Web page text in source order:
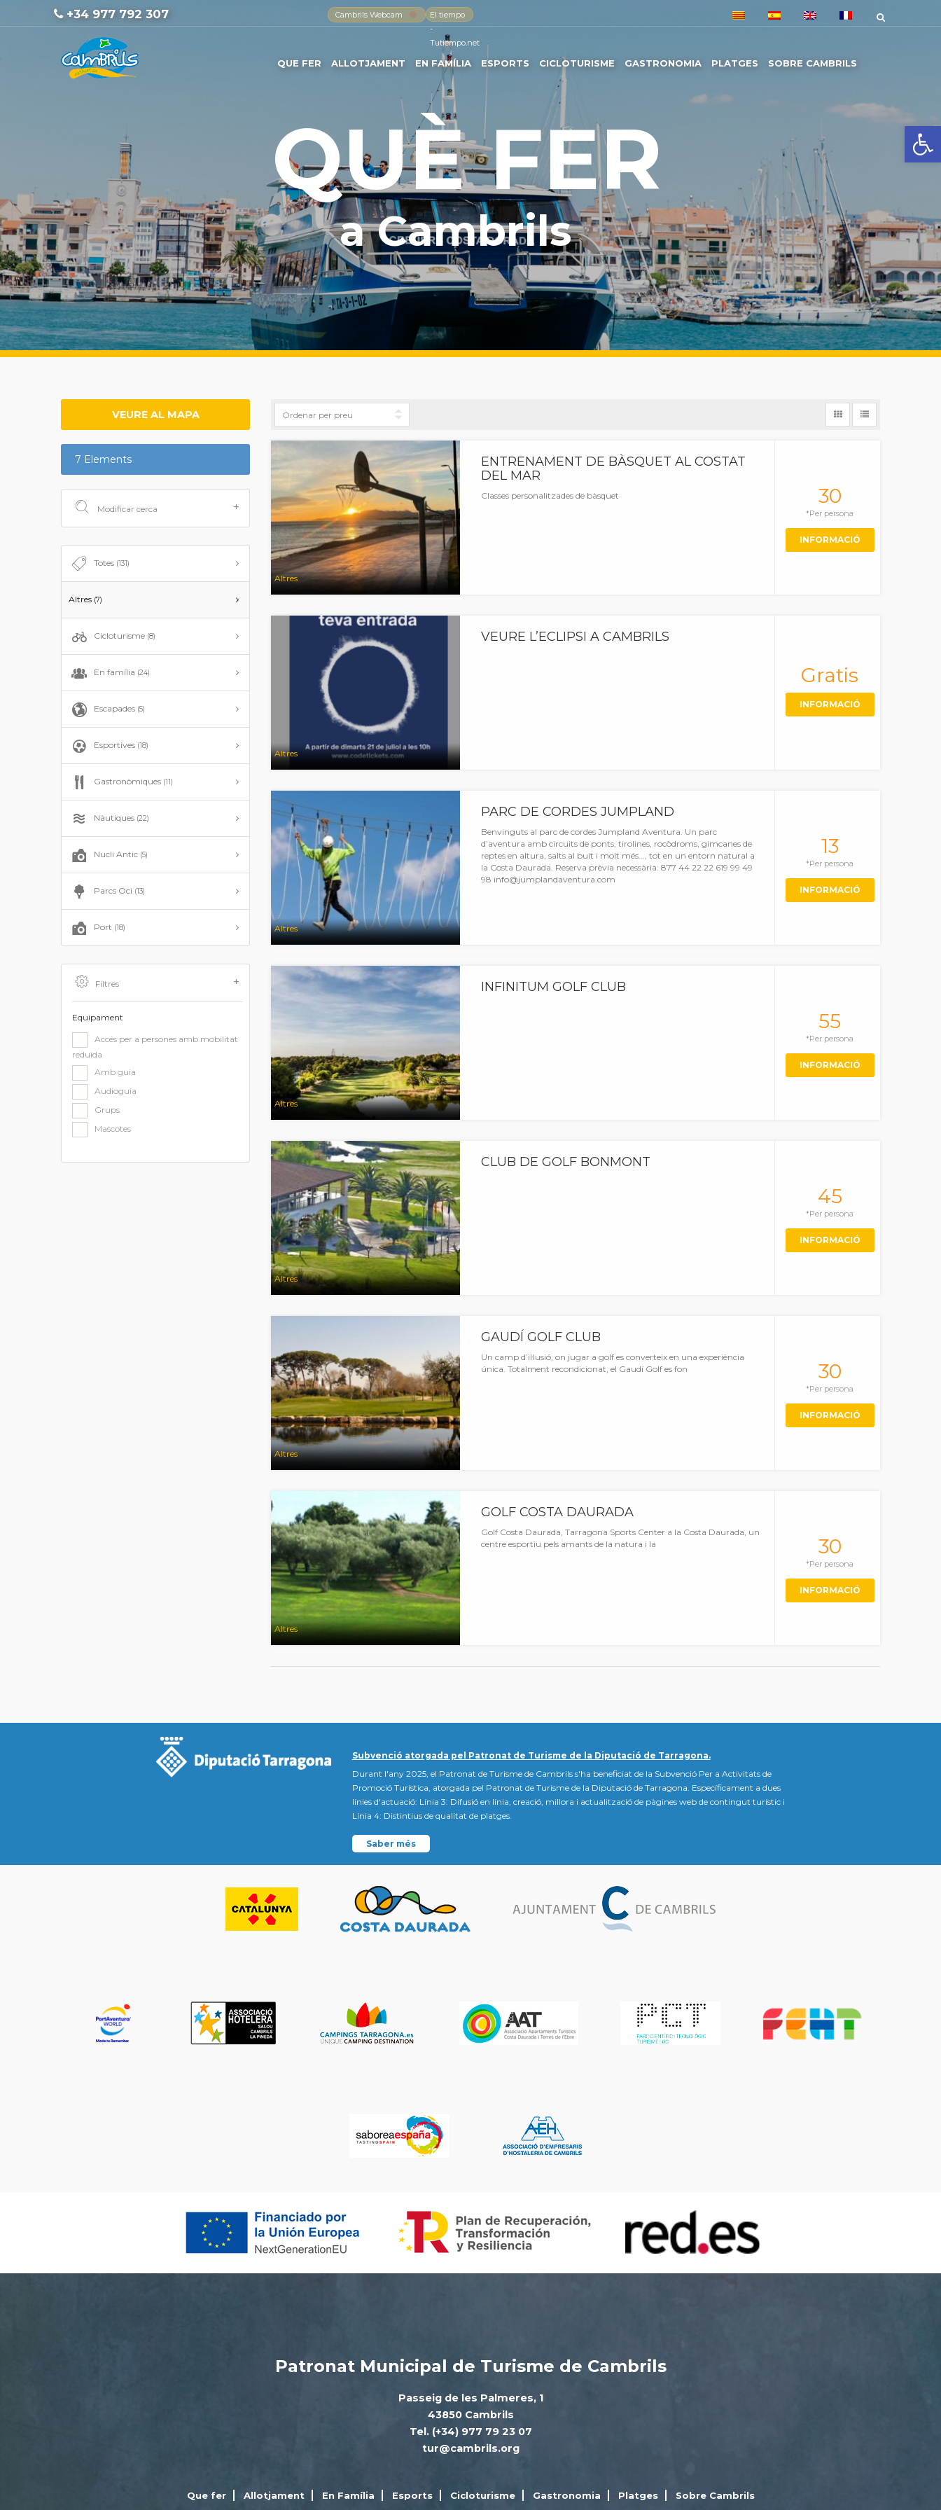
Obre
+34 977 792 307 Cambrils Webcam
El tiempo
-
Tutiempo.net
QUE FER ALLOTJAMENT EN FAMÍLIA ESPORTS CICLOTURISME GASTRONOMIA PLATGES SOBRE CAMBRILS
QUÈ FER
a Cambrils
VEURE AL MAPA
7 Elements
Modificar cerca
Totes (131)
Altres (7)
Cicloturisme (8)
En família (24)
Escapades (5)
Esportives (18)
Gastronòmiques (11)
Nàutiques (22)
Nucli Antic (5)
Parcs Oci (13)
Port (18)
Filtres
Equipament
Accés per a persones amb mobilitat
reduïda
Amb guia
Audioguia
Grups
Mascotes
Altres
ENTRENAMENT DE BÀSQUET AL COSTAT
DEL MAR
Classes personalitzades de bàsquet 30
*Per persona
INFORMACIÓ
Altres
VEURE L’ECLIPSI A CAMBRILS
Gratis
INFORMACIÓ
Altres
PARC DE CORDES JUMPLAND
Benvinguts al parc de cordes Jumpland Aventura. Un parc
d’aventura amb circuits de ponts, tirolines, rocòdroms, gimcanes de
reptes en altura, salts al buit i molt més..., tot en un entorn natural a
la Costa Daurada. Reserva prèvia necessària: 877 44 22 22 619 99 49
98 info@jumplandaventura.com
13
*Per persona
INFORMACIÓ
Altres
INFINITUM GOLF CLUB
55
*Per persona
INFORMACIÓ
Altres
CLUB DE GOLF BONMONT
45
*Per persona
INFORMACIÓ
Altres
GAUDÍ GOLF CLUB
Un camp d’il·lusió, on jugar a golf es converteix en una experiència
única. Totalment recondicionat, el Gaudí Golf es fon
30
*Per persona
INFORMACIÓ
Altres
GOLF COSTA DAURADA
Golf Costa Daurada, Tarragona Sports Center a la Costa Daurada, un
centre esportiu pels amants de la natura i la
30
*Per persona
INFORMACIÓ
Subvenció atorgada pel Patronat de Turisme de la Diputació de Tarragona.
Durant l'any 2025, el Patronat de Turisme de Cambrils s'ha beneficiat de la Subvenció Per a Activitats de
Promoció Turística, atorgada pel Patronat de Turisme de la Diputació de Tarragona. Específicament a dues
línies d'actuació: Línia 3: Difusió en línia, creació, millora i actualització de pàgines web de contingut turístic i
Línia 4: Distintius de qualitat de platges.
Saber més
Patronat Municipal de Turisme de Cambrils
Passeig de les Palmeres, 1
43850 Cambrils
Tel. (+34) 977 79 23 07
tur@cambrils.org
Que fer Allotjament En Família Esports Cicloturisme Gastronomia Platges Sobre Cambrils